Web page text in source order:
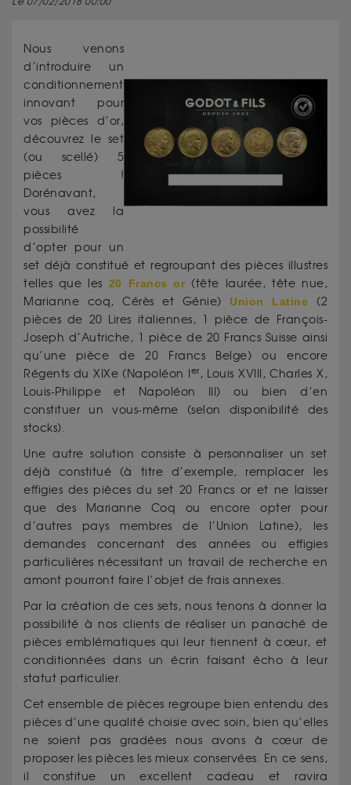
Nous venons
d’introduire un
conditionnement
innovant pour
vos pièces d’or,
découvrez le set
(ou scellé) 5
pièces !
Dorénavant,
vous avez la
possibilité
d’opter pour un
set déjà constitué et regroupant des pièces illustres
telles que les 20 Francs or(tête laurée, tête nue,
Marianne coq, Cérès et Génie) Union Latine (2
pièces de 20 Lires italiennes, 1 pièce de François-
Joseph d’Autriche, 1 pièce de 20 Francs Suisse ainsi
qu’une pièce de 20 Francs Belge) ou encore
Régents du XIXe (Napoléon I
er , Louis XVIII, Charles X,
Louis-Philippe et Napoléon III) ou bien d’en
constituer un vous-même (selon disponibilité des
stocks).
Une autre solution consiste à personnaliser un set
déjà constitué (à titre d’exemple, remplacer les
effigies des pièces du set 20 Francs or et ne laisser
que des Marianne Coq ou encore opter pour
d’autres pays membres de l’Union Latine), les
demandes concernant des années ou effigies
particulières nécessitant un travail de recherche en
amont pourront faire l’objet de frais annexes.
Par la création de ces sets, nous tenons à donner la
possibilité à nos clients de réaliser un panaché de
pièces emblématiques qui leur tiennent à cœur, et
conditionnées dans un écrin faisant écho à leur
statut particulier.
Cet ensemble de pièces regroupe bien entendu des
pièces d’une qualité choisie avec soin, bien qu’elles
ne soient pas gradées nous avons à cœur de
proposer les pièces les mieux conservées. En ce sens,
il constitue un excellent cadeau et ravira